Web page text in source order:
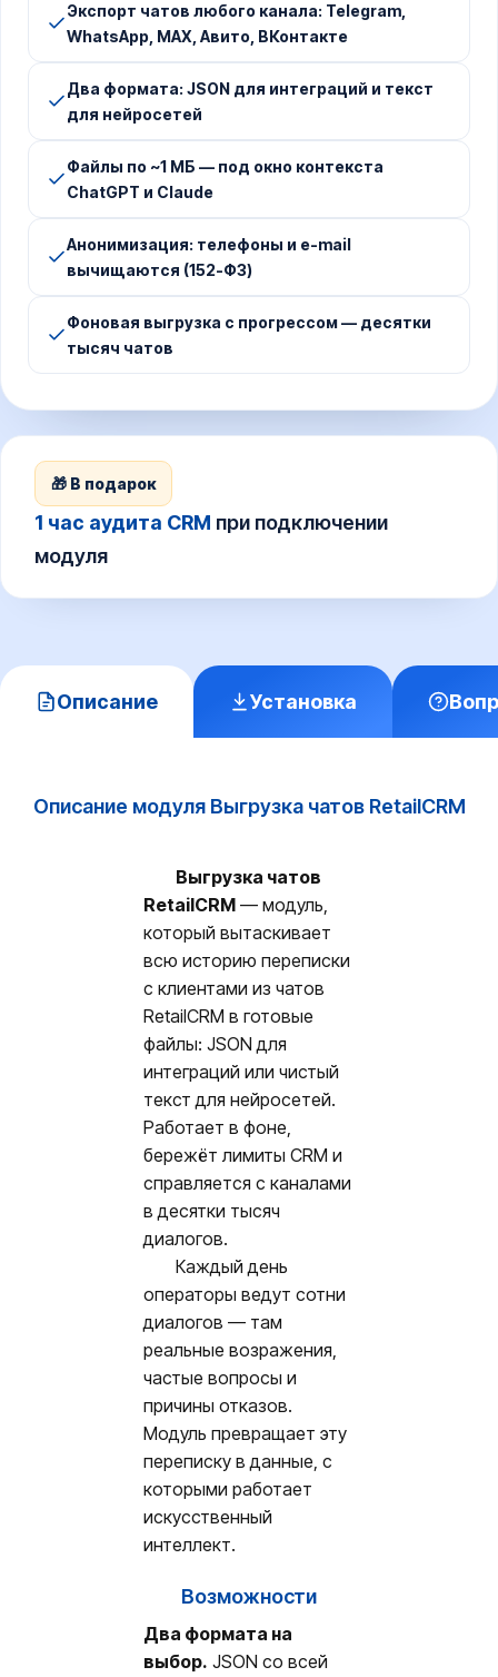
Экспорт чатов любого канала: Telegram,
WhatsApp, MAX, Авито, ВКонтакте
Два формата: JSON для интеграций и текст
для нейросетей
Файлы по ~1 МБ — под окно контекста
ChatGPT и Claude
Анонимизация: телефоны и e-mail
вычищаются (152-ФЗ)
Фоновая выгрузка с прогрессом — десятки
тысяч чатов
🎁 В подарок
1 час аудита CRM при подключении
модуля
Описание Установка
Описание модуля Выгрузка чатов RetailCRM
Выгрузка чатов
RetailCRM — модуль,
который вытаскивает
всю историю переписки
с клиентами из чатов
RetailCRM в готовые
файлы: JSON для
интеграций или чистый
текст для нейросетей.
Работает в фоне,
бережёт лимиты CRM и
справляется с каналами
в десятки тысяч
диалогов.
Каждый день
операторы ведут сотни
диалогов — там
реальные возражения,
частые вопросы и
причины отказов.
Модуль превращает эту
переписку в данные, с
которыми работает
искусственный
интеллект.
Возможности
Два формата на
выбор. JSON со всей